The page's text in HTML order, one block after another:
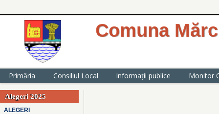
Comuna
Primăria Consiliul Local Informații publice Monitor
Alegeri 2025
ALEGERI